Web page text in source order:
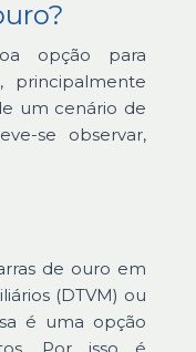
opção para
principalmente
um cenário de
se observar,
de ouro em
(DTVM) ou
é uma opção